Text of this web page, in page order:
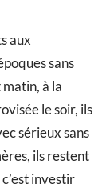
aux
sans
à la
le soir, ils
sérieux sans
ils restent
investir